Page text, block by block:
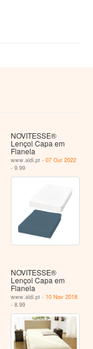
NOVITESSE®
Lençol Capa em
Flanela
www.aldi.pt -07 Out 2022
- 9.99
NOVITESSE®
Lençol Capa em
Flanela
www.aldi.pt - 10 Nov 2018
- 8.99